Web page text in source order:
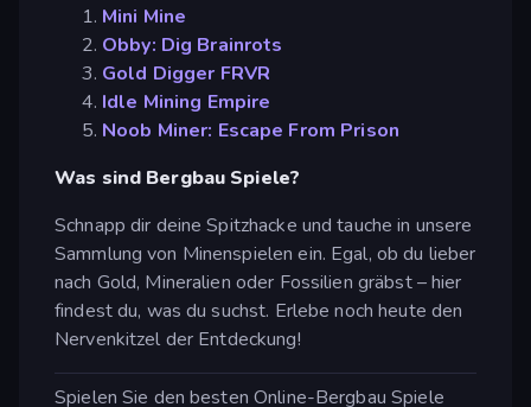
Mini Mine
Obby: Dig Brainrots
Gold Digger FRVR
Idle Mining Empire
Noob Miner: Escape From Prison
Was sind Bergbau Spiele?
Schnapp dir deine Spitzhacke und tauche in unsere
Sammlung von Minenspielen ein. Egal, ob du lieber
nach Gold, Mineralien oder Fossilien gräbst – hier
findest du, was du suchst. Erlebe noch heute den
Nervenkitzel der Entdeckung!
Spielen Sie den besten Online-Bergbau Spiele